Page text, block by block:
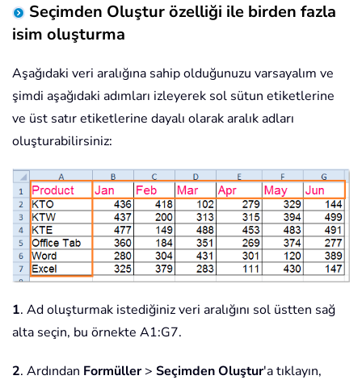
Seçimden Oluştur özelliği ile birden fazla
isim oluşturma
Aşağıdaki veri aralığına sahip olduğunuzu varsayalım ve
şimdi aşağıdaki adımları izleyerek sol sütun etiketlerine
ve üst satır etiketlerine dayalı olarak aralık adları
oluşturabilirsiniz:
1. Ad oluşturmak istediğiniz veri aralığını sol üstten sağ
alta seçin, bu örnekte A1:G7.
2. Ardından Formüller> Seçimden Oluştur'a tıklayın,